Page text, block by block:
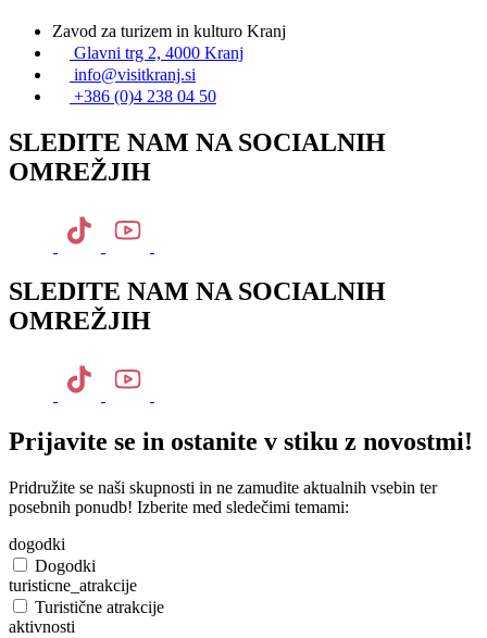
Zavod za turizem in kulturo Kranj
Glavni trg 2, 4000 Kranj
info@visitkranj.si
+386 (0)4 238 04 50
SLEDITE NAM NA SOCIALNIH
OMREŽJIH
SLEDITE NAM NA SOCIALNIH
OMREŽJIH
Prijavite se in ostanite v stiku z novostmi!
Pridružite se naši skupnosti in ne zamudite aktualnih vsebin ter
posebnih ponudb! Izberite med sledečimi temami:
dogodki
Dogodki
turisticne_atrakcije
Turistične atrakcije
aktivnosti